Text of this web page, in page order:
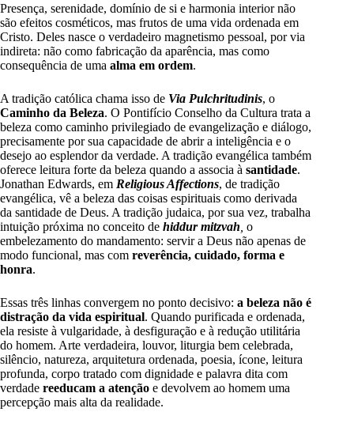
Presença, serenidade, domínio de si e harmonia interior não
são efeitos cosméticos, mas frutos de uma vida ordenada em
Cristo. Deles nasce o verdadeiro magnetismo pessoal, por via
indireta: não como fabricação da aparência, mas como
consequência de uma alma em ordem.
A tradição católica chama isso de Via Pulchritudinis, o
Caminho da Beleza. O Pontifício Conselho da Cultura trata a
beleza como caminho privilegiado de evangelização e diálogo,
precisamente por sua capacidade de abrir a inteligência e o
desejo ao esplendor da verdade. A tradição evangélica também
oferece leitura forte da beleza quando a associa à santidade.
Jonathan Edwards, em Religious Affections, de tradição
evangélica, vê a beleza das coisas espirituais como derivada
da santidade de Deus. A tradição judaica, por sua vez, trabalha
intuição próxima no conceito de hiddur mitzvah o
embelezamento do mandamento: servir a Deus não apenas de
modo funcional, mas com reverência, cuidado, forma e
honra.
Essas três linhas convergem no ponto decisivo: a beleza não é
distração da vida espiritual. Quando purificada e ordenada,
ela resiste à vulgaridade, à desfiguração e à redução utilitária
do homem. Arte verdadeira, louvor, liturgia bem celebrada,
silêncio, natureza, arquitetura ordenada, poesia, ícone, leitura
profunda, corpo tratado com dignidade e palavra dita com
verdade reeducam a atenção e devolvem ao homem uma
percepção mais alta da realidade.